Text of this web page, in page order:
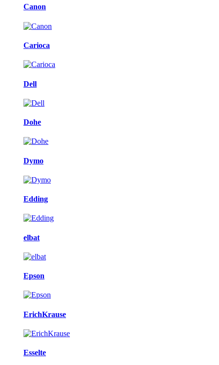
Canon
Carioca
Dell
Dohe
Dymo
Edding
elbat
Epson
ErichKrause
Esselte